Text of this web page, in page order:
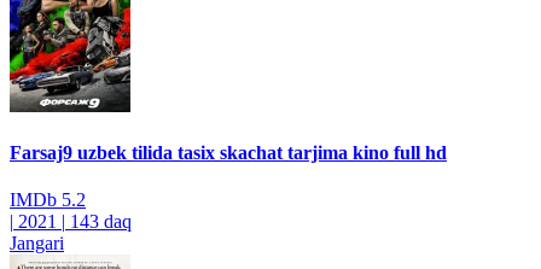
Farsaj9 uzbek tilida tasix skachat tarjima kino full hd
IMDb 5.2
| 2021 | 143 daq
Jangari